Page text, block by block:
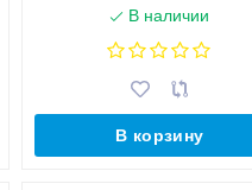
В наличии
В корзину